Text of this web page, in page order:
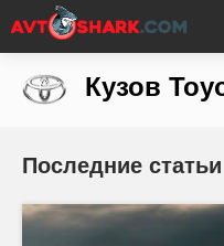
Главная Toyota
Кузов
Последние статьи